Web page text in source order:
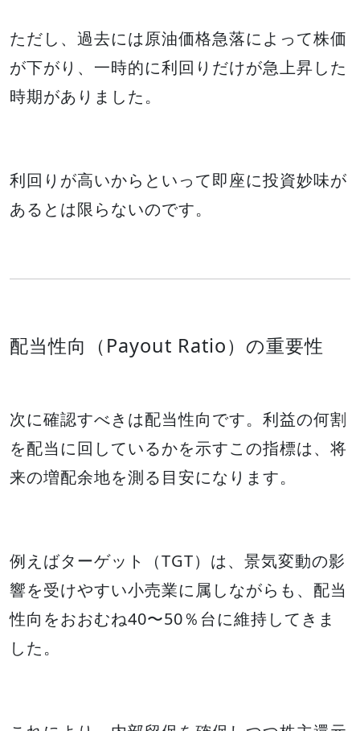
ただし、過去には原油価格急落によって株価
が下がり、一時的に利回りだけが急上昇した
時期がありました。
利回りが高いからといって即座に投資妙味が
あるとは限らないのです。
配当性向（Payout Ratio）の重要性
次に確認すべきは配当性向です。利益の何割
を配当に回しているかを示すこの指標は、将
来の増配余地を測る目安になります。
例えばターゲット（TGT）は、景気変動の影
響を受けやすい小売業に属しながらも、配当
性向をおおむね40〜50％台に維持してきま
した。